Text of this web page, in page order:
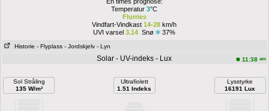
Temperatur3°C
Flurries
Vindfart-Vindkast 14-28 km/h
UVI varsel3.14 Snø 37%
Historie - Flyplass - Jordskjelv - Lyn
Solar - UV-indeks - Lux 11:38 am
Sol Stråling
135 W/m²
Ultrafiolett
1.51 Indeks
Lysstyrke
16191 Lux